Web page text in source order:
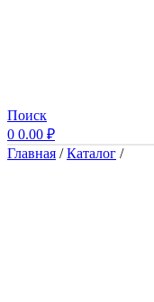
Поиск
0 0.00 ₽
Главная /Каталог /